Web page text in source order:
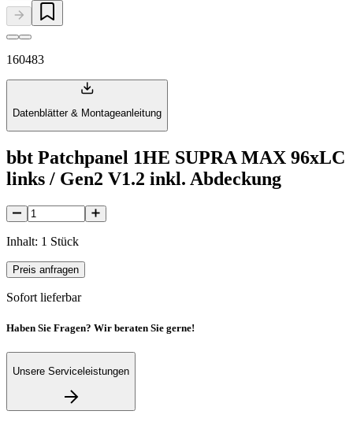
160483
Datenblätter & Montageanleitung
bbt Patchpanel 1HE SUPRA MAX 96xLC
links / Gen2 V1.2 inkl. Abdeckung
Inhalt: 1 Stück
Preis anfragen
Sofort lieferbar
Haben Sie Fragen? Wir beraten Sie gerne!
Unsere Serviceleistungen